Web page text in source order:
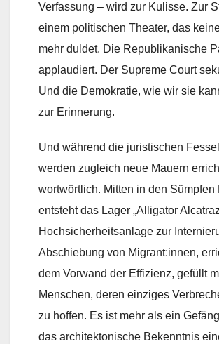
Verfassung – wird zur Kulisse. Zur
einem politischen Theater, das
mehr duldet. Die Republikanische
applaudiert. Der Supreme Court
Und die Demokratie, wie wir sie
zur Erinnerung.
Und während die juristischen
werden zugleich neue Mauern
wortwörtlich. Mitten in den Sümpfen
entsteht das Lager „Alligator
Hochsicherheitsanlage zur
Abschiebung von Migrant:innen,
dem Vorwand der Effizienz, gefüllt
Menschen, deren einziges
zu hoffen. Es ist mehr als ein
das architektonische Bekenntnis